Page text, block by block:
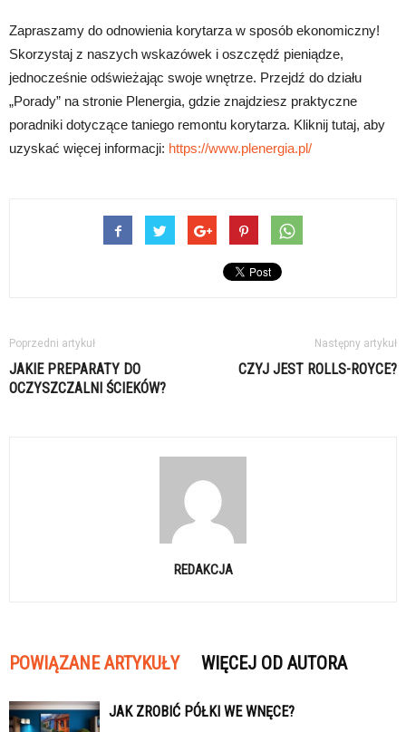
Zapraszamy do odnowienia korytarza w sposób ekonomiczny!
Skorzystaj z naszych wskazówek i oszczędź pieniądze,
jednocześnie odświeżając swoje wnętrze. Przejdź do działu
„Porady” na stronie Plenergia, gdzie znajdziesz praktyczne
poradniki dotyczące taniego remontu korytarza. Kliknij tutaj, aby
uzyskać więcej informacji: https://www.plenergia.pl/
Poprzedni artykuł
JAKIE PREPARATY DO
OCZYSZCZALNI ŚCIEKÓW?
Następny artykuł
CZYJ JEST ROLLS-ROYCE?
REDAKCJA
POWIĄZANE ARTYKUŁY WIĘCEJ OD AUTORA
JAK ZROBIĆ PÓŁKI WE WNĘCE?